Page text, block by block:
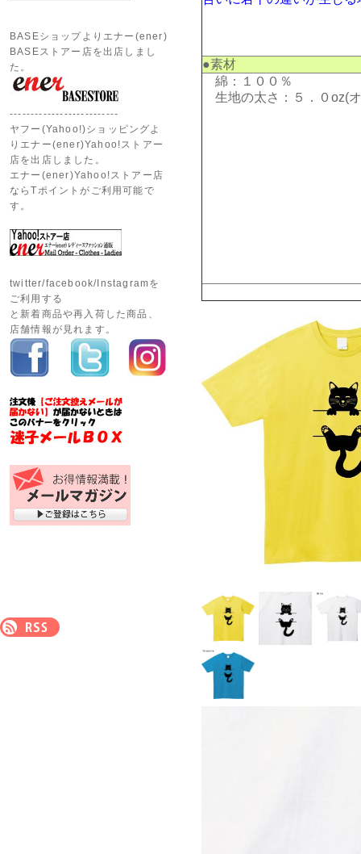
●素材
綿：１００％
生地の太さ：５．０oz(
BASEショップよりエナー(ener)
BASEストアー店を出店しまし
た。
--------------------------
ヤフー(Yahoo!)ショッピングよ
りエナー(ener)Yahoo!ストアー
店を出店しました。
エナー(ener)Yahoo!ストアー店
ならTポイントがご利用可能で
す。
twitter/facebook/Instagramを
ご利用する
と新着商品や再入荷した商品、
店舗情報が見れます。